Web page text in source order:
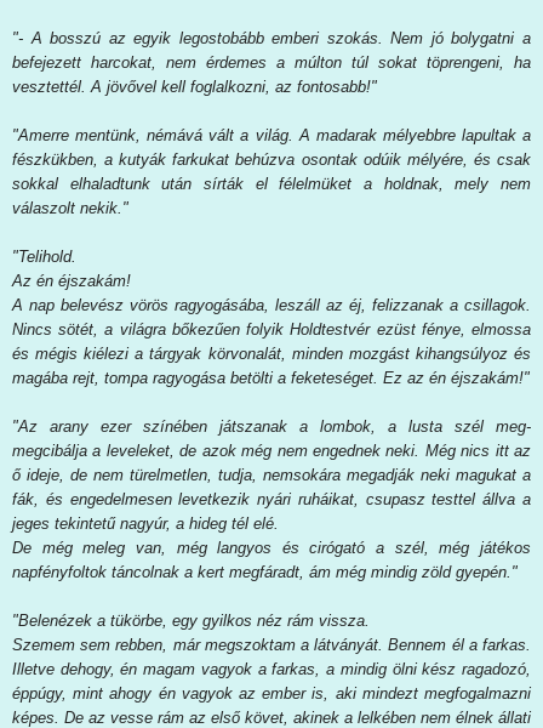
"- A bosszú az egyik legostobább emberi szokás. Nem jó bolygatni a
befejezett harcokat, nem érdemes a múlton túl sokat töprengeni, ha
vesztettél. A jövővel kell foglalkozni, az fontosabb!"
"Amerre mentünk, némává vált a világ. A madarak mélyebbre lapultak a
fészkükben, a kutyák farkukat behúzva osontak odúik mélyére, és csak
sokkal elhaladtunk után sírták el félelmüket a holdnak, mely nem
válaszolt nekik."
"Telihold.
Az én éjszakám!
A nap belevész vörös ragyogásába, leszáll az éj, felizzanak a csillagok.
Nincs sötét, a világra bőkezűen folyik Holdtestvér ezüst fénye, elmossa
és mégis kiélezi a tárgyak körvonalát, minden mozgást kihangsúlyoz és
magába rejt, tompa ragyogása betölti a feketeséget. Ez az én éjszakám!"
"Az arany ezer színében játszanak a lombok, a lusta szél meg-
megcibálja a leveleket, de azok még nem engednek neki. Még nics itt az
ő ideje, de nem türelmetlen, tudja, nemsokára megadják neki magukat a
fák, és engedelmesen levetkezik nyári ruháikat, csupasz testtel állva a
jeges tekintetű nagyúr, a hideg tél elé.
De még meleg van, még langyos és cirógató a szél, még játékos
napfényfoltok táncolnak a kert megfáradt, ám még mindig zöld gyepén."
"Belenézek a tükörbe, egy gyilkos néz rám vissza.
Szemem sem rebben, már megszoktam a látványát. Bennem él a farkas.
Illetve dehogy, én magam vagyok a farkas, a mindig ölni kész ragadozó,
éppúgy, mint ahogy én vagyok az ember is, aki mindezt megfogalmazni
képes. De az vesse rám az első követ, akinek a lelkében nem élnek állati